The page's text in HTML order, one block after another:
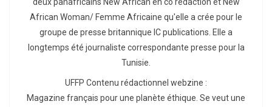
African Woman/ Femme Africaine qu'elle a crée pour le
groupe de presse britannique IC publications. Elle a
longtemps été journaliste correspondante presse pour la
Tunisie.
UFFP Contenu rédactionnel webzine :
Magazine français pour une planète éthique. Se veut une